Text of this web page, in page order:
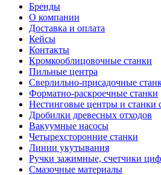
Бренды
О компании
Доставка и оплата
Кейсы
Контакты
Кромкооблицовочные станки
Пильные центра
Сверлильно-присадочные
Форматно-раскроечные станки
Нестинговые центры и
Дробилки древесных отходов
Вакуумные насосы
Четырехсторонние станки
Линии укутывания
Ручки зажимные, счетчики
Смазочные материалы